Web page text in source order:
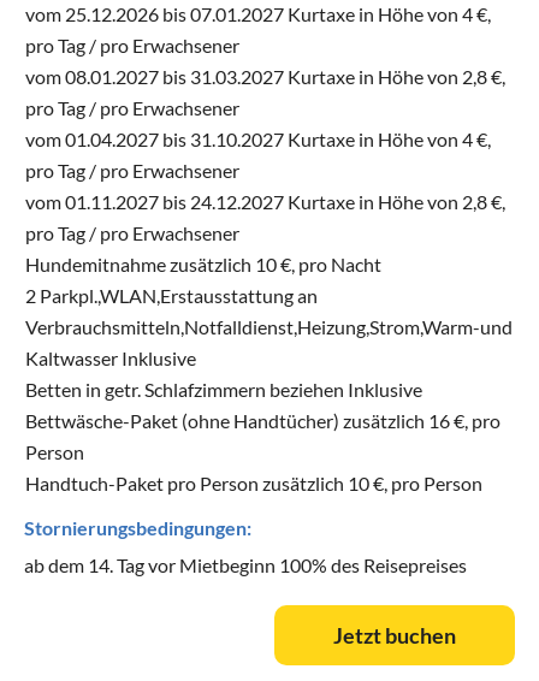
vom 25.12.2026 bis 07.01.2027 Kurtaxe in Höhe von 4 €,
pro Tag / pro Erwachsener
vom 08.01.2027 bis 31.03.2027 Kurtaxe in Höhe von 2,8 €,
pro Tag / pro Erwachsener
vom 01.04.2027 bis 31.10.2027 Kurtaxe in Höhe von 4 €,
pro Tag / pro Erwachsener
vom 01.11.2027 bis 24.12.2027 Kurtaxe in Höhe von 2,8 €,
pro Tag / pro Erwachsener
Hundemitnahme zusätzlich 10 €, pro Nacht
2 Parkpl.,WLAN,Erstausstattung an
Verbrauchsmitteln,Notfalldienst,Heizung,Strom,Warm-und
Kaltwasser Inklusive
Betten in getr. Schlafzimmern beziehen Inklusive
Bettwäsche-Paket (ohne Handtücher) zusätzlich 16 €, pro
Person
Handtuch-Paket pro Person zusätzlich 10 €, pro Person
Stornierungsbedingungen:
ab dem 14. Tag vor Mietbeginn 100% des Reisepreises
Jetzt buchen